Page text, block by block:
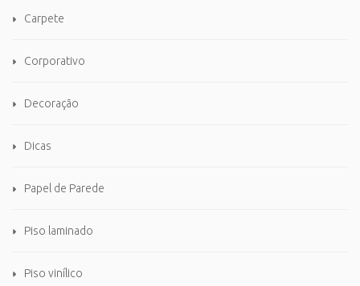
Carpete
Corporativo
Decoração
Dicas
Papel de Parede
Piso laminado
Piso vinílico